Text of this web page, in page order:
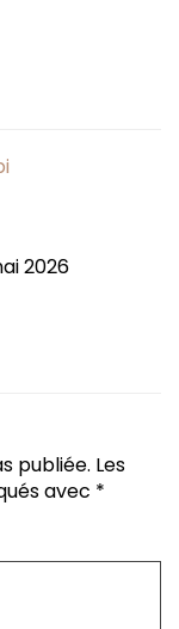
2026
publiée. Les
avec *